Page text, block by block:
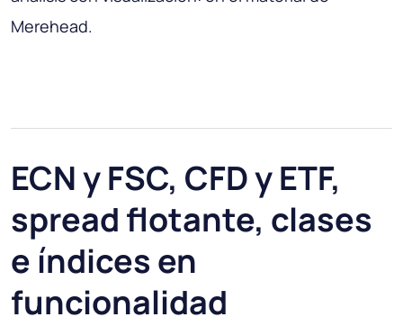
Merehead.
ECN y FSC, CFD y ETF,
spread flotante, clases
e índices en
funcionalidad